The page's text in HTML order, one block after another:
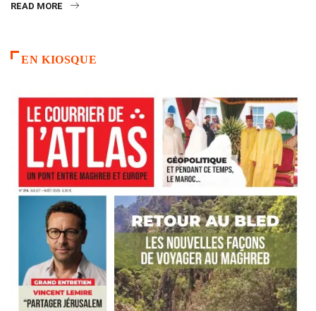
READ MORE
EN KIOSQUE